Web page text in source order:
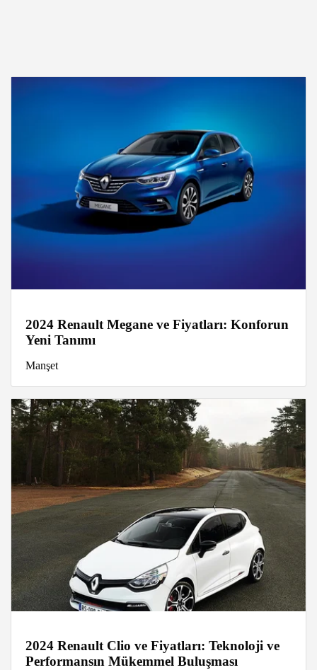
2024 Renault Megane ve Fiyatları: Konforun
Yeni Tanımı
Manşet
2024 Renault Clio ve Fiyatları: Teknoloji ve
Performansın Mükemmel Buluşması